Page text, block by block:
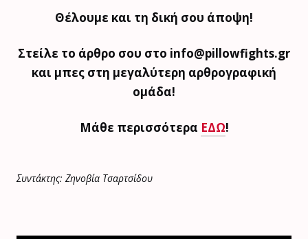
Θέλουμε και τη δική σου άποψη!
Στείλε το άρθρο σου στο info@pillowfights.gr
και μπες στη μεγαλύτερη αρθρογραφική
ομάδα!
Μάθε περισσότερα ΕΔΩ!
Συντάκτης: Ζηνοβία Τσαρτσίδου